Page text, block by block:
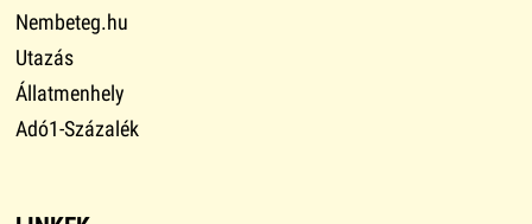
Nembeteg.hu
Utazás
Állatmenhely
Adó1-Százalék